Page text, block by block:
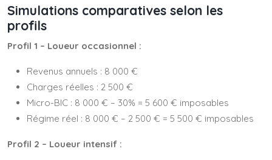
Simulations comparatives selon les
profils
Profil 1 – Loueur occasionnel :
Revenus annuels : 8 000 €
Charges réelles : 2 500 €
Micro-BIC : 8 000 € – 30% = 5 600 € imposables
Régime réel : 8 000 € – 2 500 € = 5 500 € imposables
Profil 2 – Loueur intensif :